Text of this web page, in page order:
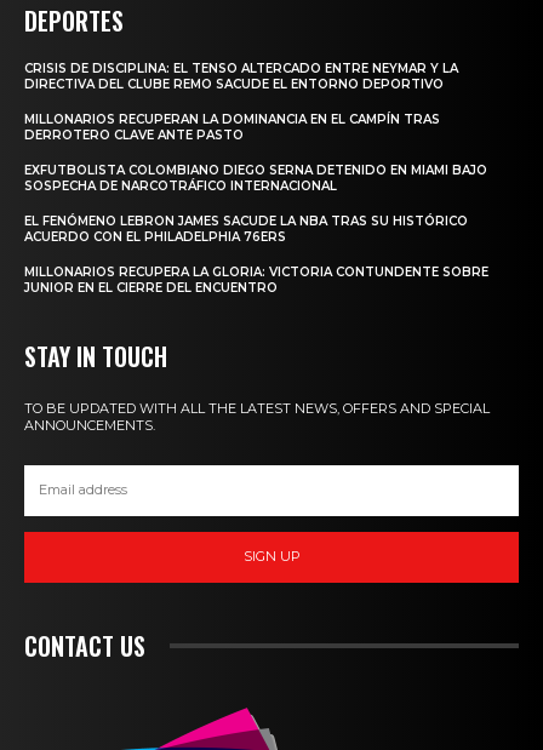
DEPORTES
CRISIS DE DISCIPLINA: EL TENSO ALTERCADO ENTRE NEYMAR Y LA
DIRECTIVA DEL CLUBE REMO SACUDE EL ENTORNO DEPORTIVO
MILLONARIOS RECUPERAN LA DOMINANCIA EN EL CAMPÍN TRAS
DERROTERO CLAVE ANTE PASTO
EXFUTBOLISTA COLOMBIANO DIEGO SERNA DETENIDO EN MIAMI BAJO
SOSPECHA DE NARCOTRÁFICO INTERNACIONAL
EL FENÓMENO LEBRON JAMES SACUDE LA NBA TRAS SU HISTÓRICO
ACUERDO CON EL PHILADELPHIA 76ERS
MILLONARIOS RECUPERA LA GLORIA: VICTORIA CONTUNDENTE SOBRE
JUNIOR EN EL CIERRE DEL ENCUENTRO
STAY IN TOUCH
TO BE UPDATED WITH ALL THE LATEST NEWS, OFFERS AND SPECIAL
ANNOUNCEMENTS.
SIGN UP
CONTACT US